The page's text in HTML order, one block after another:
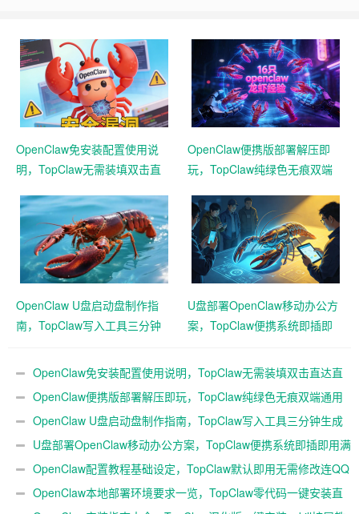
OpenClaw免安装配置使用说
明，TopClaw无需装填双击直
OpenClaw便携版部署解压即
玩，TopClaw纯绿色无痕双端
OpenClaw U盘启动盘制作指
南，TopClaw写入工具三分钟
U盘部署OpenClaw移动办公方
案，TopClaw便携系统即插即
OpenClaw免安装配置使用说明，TopClaw无需装填双击直达直
连飞书OpenClaw便携版部署解压即玩，TopClaw纯绿色无痕双端通用
免费满血
OpenClaw U盘启动盘制作指南，TopClaw写入工具三分钟生成
随身AIU盘部署OpenClaw移动办公方案，TopClaw便携系统即插即用满
血开箱OpenClaw配置教程基础设定，TopClaw默认即用无需修改连QQ
微信OpenClaw本地部署环境要求一览，TopClaw零代码一键安装直